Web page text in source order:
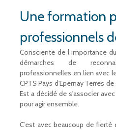
Une formation
professionnels
Consciente de l’importance
démarches de
professionnelles en lien avec
CPTS Pays d'Epernay Terres
Est a décidé de s'associer
pour agir ensemble.
C’est avec beaucoup de